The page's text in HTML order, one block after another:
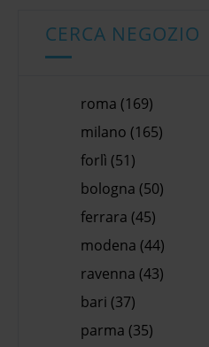
CERCA NEGOZIO
roma (169)
milano (165)
forlì (51)
bologna (50)
ferrara (45)
modena (44)
ravenna (43)
bari (37)
parma (35)